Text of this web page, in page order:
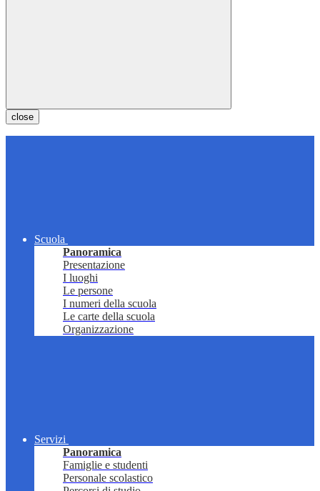
close
Scuola
Panoramica
Presentazione
I luoghi
Le persone
I numeri della scuola
Le carte della scuola
Organizzazione
Servizi
Panoramica
Famiglie e studenti
Personale scolastico